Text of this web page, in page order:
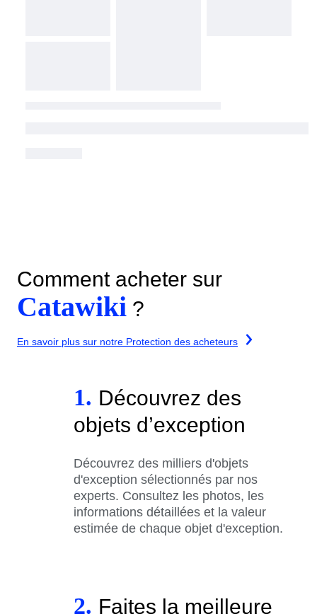
Comment acheter sur
Catawiki ?
En savoir plus sur notre Protection des acheteurs
1. Découvrez des
objets d’exception
Découvrez des milliers d'objets
d'exception sélectionnés par nos
experts. Consultez les photos, les
informations détaillées et la valeur
estimée de chaque objet d'exception.
2. Faites la meilleure